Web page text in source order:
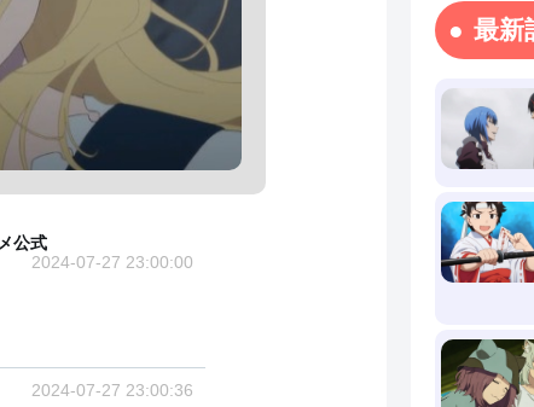
公式
2024-07-27 23:00:00
2024-07-27 23:00:36
最新